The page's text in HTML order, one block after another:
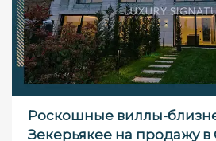
Роскошные виллы-
Зекерьякее на продажу в